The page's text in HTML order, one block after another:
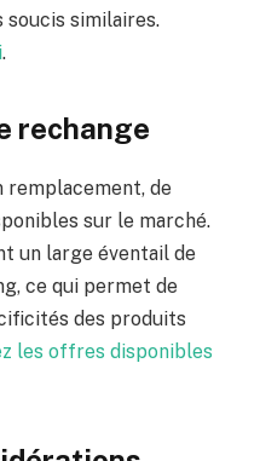
soucis similaires.
.
rechange
remplacement, de
sur le marché.
un large éventail de
ce qui permet de
des produits
les offres disponibles